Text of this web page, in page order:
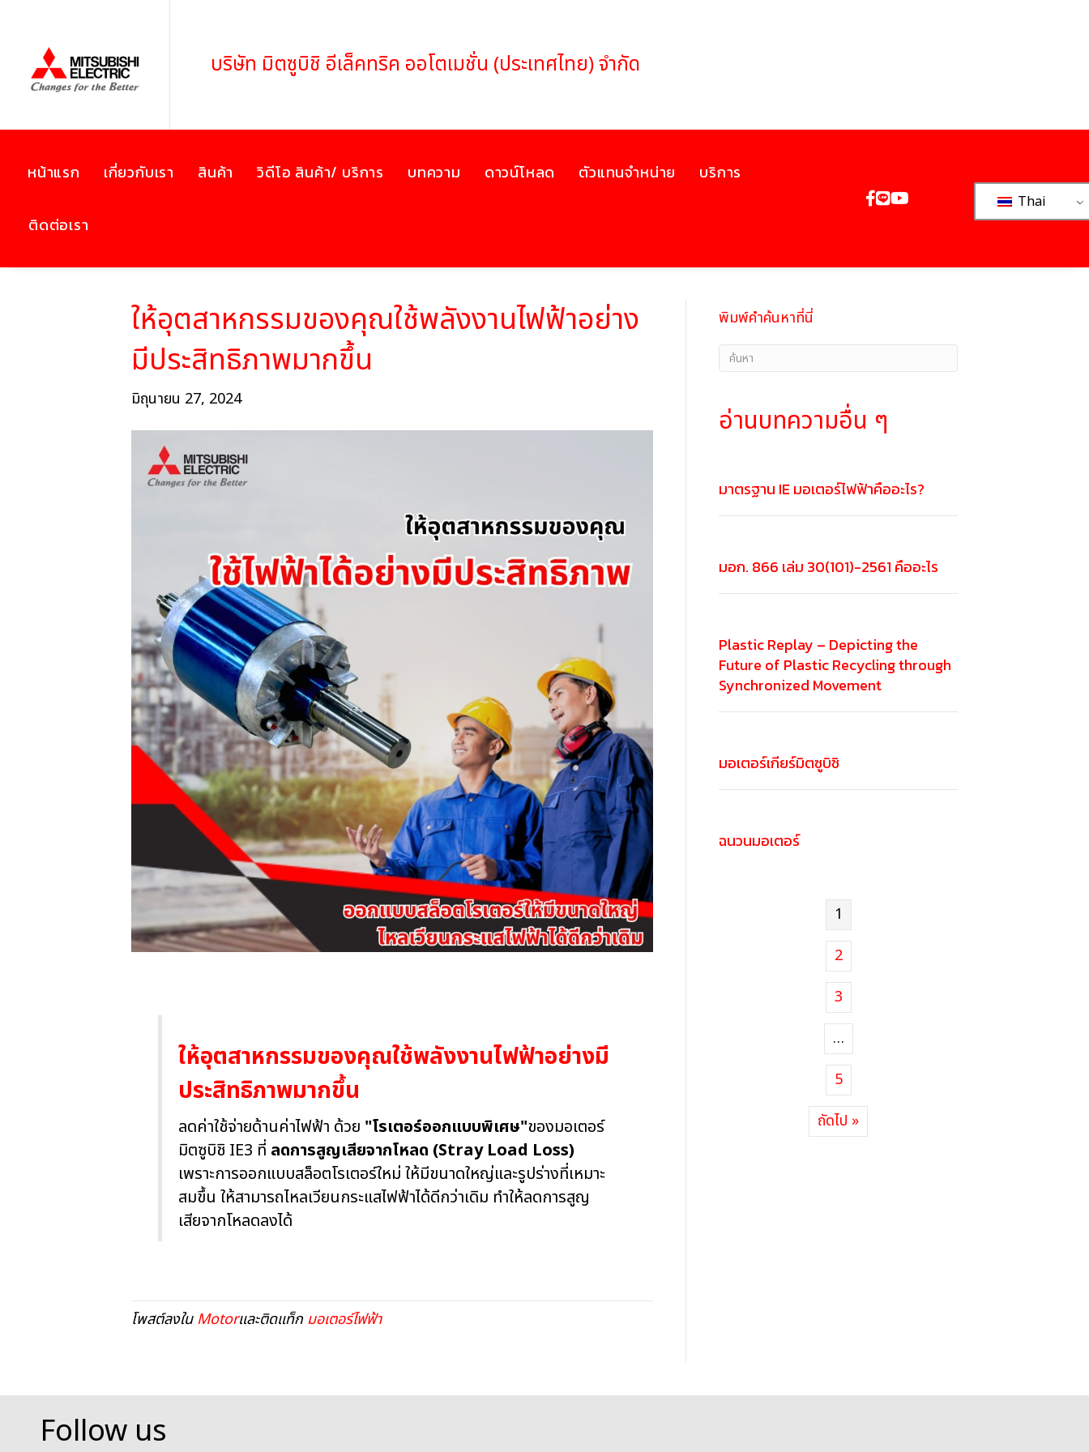
บริษัท มิตซูบิชิ อีเล็คทริค ออโตเมชั่น (ประเทศไทย) จำกัด
หน้าแรก เกี่ยวกับเรา สินค้า วิดีโอ สินค้า/ บริการ บทความ ดาวน์โหลด ตัวแทนจำหน่าย บริการ
ติดต่อเรา
Thai
ให้อุตสาหกรรมของคุณใช้พลังงานไฟฟ้าอย่าง
มีประสิทธิภาพมากขึ้น
มิถุนายน 27, 2024
ให้อุตสาหกรรมของคุณใช้พลังงานไฟฟ้าอย่างมี
ประสิทธิภาพมากขึ้น
ลดค่าใช้จ่ายด้านค่าไฟฟ้า ด้วย "โรเตอร์ออกแบบพิเศษ"ของมอเตอร์
มิตซูบิชิ IE3 ที่ ลดการสูญเสียจากโหลด (Stray Load Loss)
เพราะการออกแบบสล็อตโรเตอร์ใหม่ ให้มีขนาดใหญ่และรูปร่างที่เหมาะ
สมขึ้น ให้สามารถไหลเวียนกระแสไฟฟ้าได้ดีกว่าเดิม ทำให้ลดการสูญ
เสียจากโหลดลงได้
โพสต์ลงในMotorและติดแท็ก มอเตอร์ไฟฟ้า
พิมพ์คำค้นหาที่นี่
อ่านบทความอื่น ๆ
มาตรฐาน IE มอเตอร์ไฟฟ้าคืออะไร?
มอก. 866 เล่ม 30(101)-2561 คืออะไร
Plastic Replay – Depicting the
Future of Plastic Recycling through
Synchronized Movement
มอเตอร์เกียร์มิตซูบิชิ
ฉนวนมอเตอร์
1
2
3
…
5
ถัดไป »
Follow us